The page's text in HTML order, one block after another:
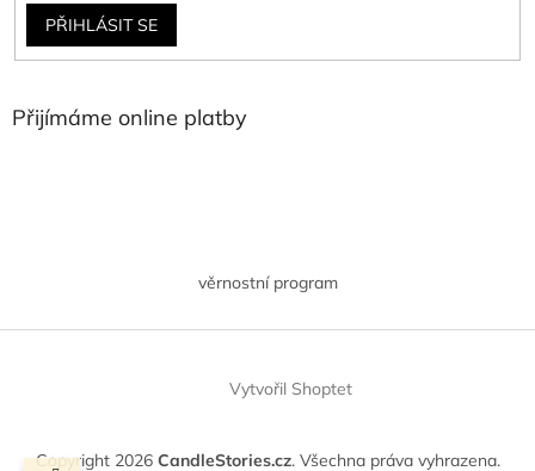
PŘIHLÁSIT SE
Přijímáme online platby
věrnostní program
Vytvořil Shoptet
Copyright 2026 CandleStories.cz. Všechna práva vyhrazena.